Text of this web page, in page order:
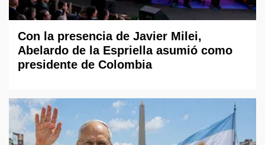
Con la presencia de Javier Milei,
Abelardo de la Espriella asumió como
presidente de Colombia